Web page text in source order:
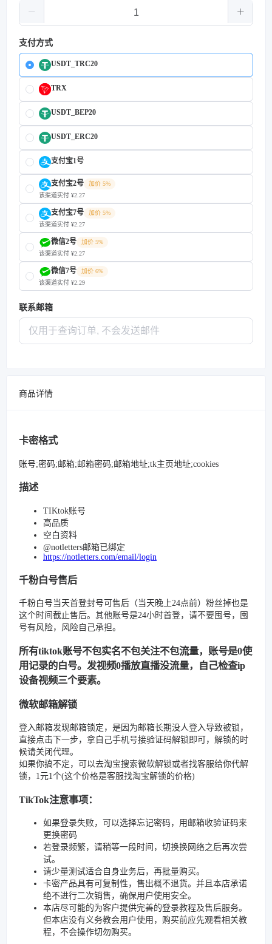
支付方式
USDT_TRC20
TRX
USDT_BEP20
USDT_ERC20
支付宝1号
支付宝2号
加价 5%
该渠道实付 ¥2.27
支付宝7号
加价 5%
该渠道实付 ¥2.27
微信2号
加价 5%
该渠道实付 ¥2.27
微信7号
加价 6%
该渠道实付 ¥2.29
联系邮箱
商品详情
卡密格式
账号;密码;邮箱;邮箱密码;邮箱地址;tk主页地址;cookies
描述
TIKtok账号
高品质
空白资料
@notletters邮箱已绑定
https://notletters.com/email/login
千粉白号售后
千粉白号当天首登封号可售后（当天晚上24点前）粉丝掉也是
这个时间截止售后。其他账号是24小时首登，请不要囤号，囤
号有风险，风险自己承担。
所有tiktok账号不包实名不包关注不包流量，账号是0使
用记录的白号。发视频0播放直播没流量，自己检查ip
设备视频三个要素。
微软邮箱解锁
登入邮箱发现邮箱锁定，是因为邮箱长期没人登入导致被锁，
直接点击下一步，拿自己手机号接验证码解锁即可，解锁的时
候请关闭代理。
如果你搞不定，可以去淘宝搜索微软解锁或者找客服给你代解
锁，1元1个(这个价格是客服找淘宝解锁的价格)
TikTok注意事项：
如果登录失败，可以选择忘记密码，用邮箱收验证码来
更换密码
若登录频繁，请稍等一段时间，切换换网络之后再次尝
试。
请少量测试适合自身业务后，再批量购买。
卡密产品具有可复制性，售出概不退货。并且本店承诺
绝不进行二次销售，确保用户使用安全。
本店尽可能的为客户提供完善的登录教程及售后服务。
但本店没有义务教会用户使用，购买前应先观看相关教
程，不会操作切勿购买。